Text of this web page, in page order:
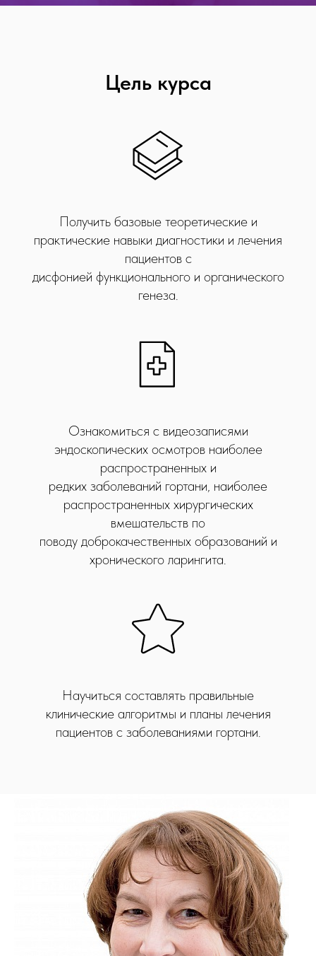
Цель курса
Получить базовые теоретические и
практические навыки диагностики и лечения
пациентов с
дисфонией функционального и органического
генеза.
Ознакомиться с видеозаписями
эндоскопических осмотров наиболее
распространенных и
редких заболеваний гортани, наиболее
распространенных хирургических
вмешательств по
поводу доброкачественных образований и
хронического ларингита.
Научиться составлять правильные
клинические алгоритмы и планы лечения
пациентов с заболеваниями гортани.